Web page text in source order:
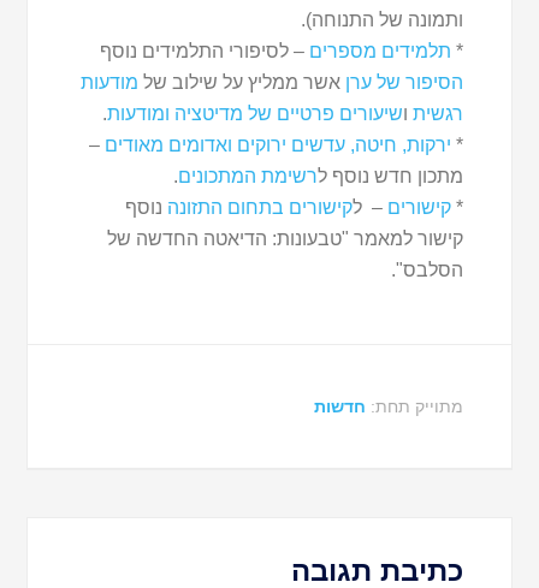
ותמונה של התנוחה).
* תלמידים מספרים – לסיפורי התלמידים נוסף
הסיפור של ערן אשר ממליץ על שילוב של מודעות
רגשית ושיעורים פרטיים של מדיטציה ומודעות.
* ירקות, חיטה, עדשים ירוקים ואדומים מאודים –
מתכון חדש נוסף לרשימת המתכונים.
*קישורים – לקישורים בתחום התזונה נוסף
קישור למאמר "טבעונות: הדיאטה החדשה של
הסלבס".
מתוייק תחת: חדשות
כתיבת תגובה